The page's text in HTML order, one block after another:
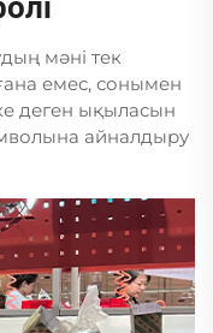
мәні тек
емес, сонымен
деген ықыласын
айналдыру